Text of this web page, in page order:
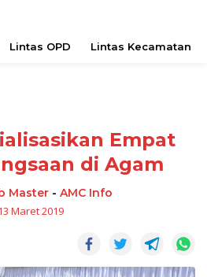
Lintas OPD Lintas Kecamatan
Empat
di Agam
Master- AMC Info
Maret 2019